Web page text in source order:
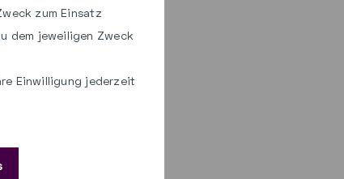
zum Einsatz
dem jeweiligen Zweck
Einwilligung jederzeit